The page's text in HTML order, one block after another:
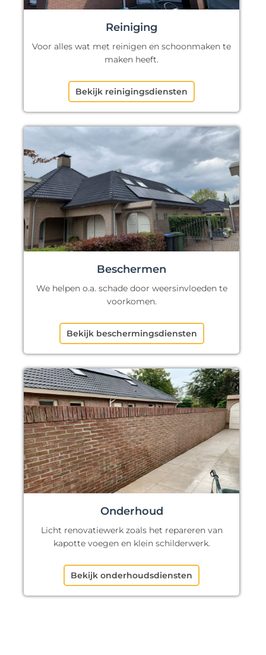
Reiniging
Voor alles wat met reinigen en schoonmaken te
maken heeft.
Bekijk reinigingsdiensten
Beschermen
We helpen o.a. schade door weersinvloeden te
voorkomen.
Bekijk beschermingsdiensten
Onderhoud
Licht renovatiewerk zoals het repareren van
kapotte voegen en klein schilderwerk.
Bekijk onderhoudsdiensten